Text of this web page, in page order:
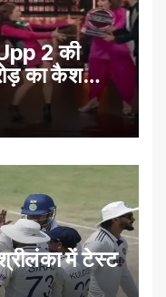
2 की
का कैश
में टेस्‍ट